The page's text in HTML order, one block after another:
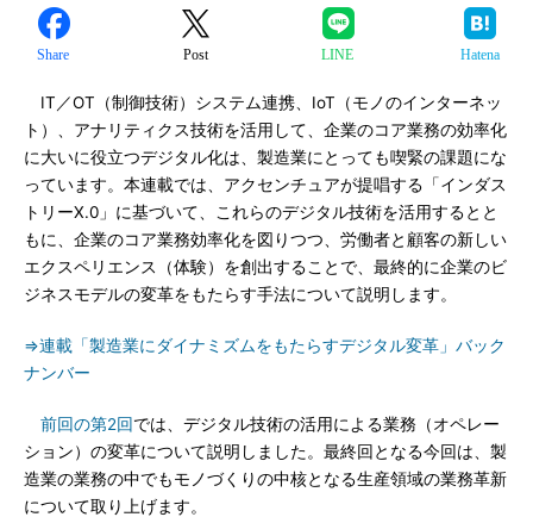
Share Post LINE Hatena
IT／OT（制御技術）システム連携、IoT（モノのインターネッ
ト）、アナリティクス技術を活用して、企業のコア業務の効率化
に大いに役立つデジタル化は、製造業にとっても喫緊の課題にな
っています。本連載では、アクセンチュアが提唱する「インダス
トリーX.0」に基づいて、これらのデジタル技術を活用するとと
もに、企業のコア業務効率化を図りつつ、労働者と顧客の新しい
エクスペリエンス（体験）を創出することで、最終的に企業のビ
ジネスモデルの変革をもたらす手法について説明します。
⇒連載「製造業にダイナミズムをもたらすデジタル変革」バック
ナンバー
前回の第2回では、デジタル技術の活用による業務（オペレー
ション）の変革について説明しました。最終回となる今回は、製
造業の業務の中でもモノづくりの中核となる生産領域の業務革新
について取り上げます。